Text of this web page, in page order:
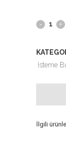
İsteme
İlgili